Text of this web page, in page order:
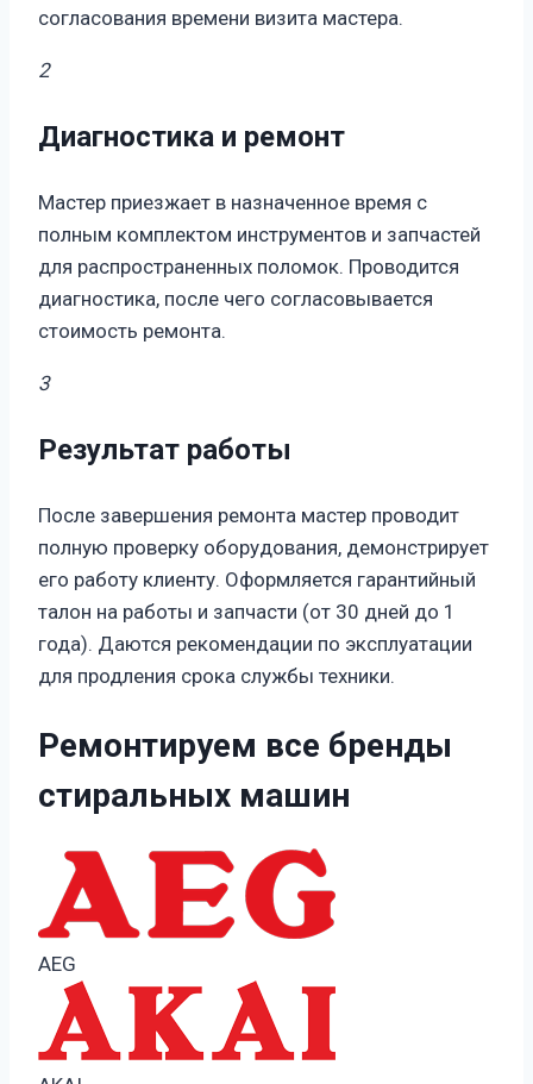
согласования времени визита мастера.
2
Диагностика и ремонт
Мастер приезжает в назначенное время с
полным комплектом инструментов и запчастей
для распространенных поломок. Проводится
диагностика, после чего согласовывается
стоимость ремонта.
3
Результат работы
После завершения ремонта мастер проводит
полную проверку оборудования, демонстрирует
его работу клиенту. Оформляется гарантийный
талон на работы и запчасти (от 30 дней до 1
года). Даются рекомендации по эксплуатации
для продления срока службы техники.
Ремонтируем все бренды
стиральных машин
AEG